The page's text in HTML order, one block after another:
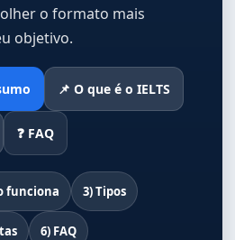
o formato mais
objetivo.
📌 O que é o IELTS
❓ FAQ
funciona 3) Tipos
6) FAQ